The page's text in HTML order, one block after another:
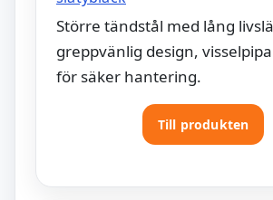
Större tändstål med lång
greppvänlig design,
för säker hantering.
Till produkten